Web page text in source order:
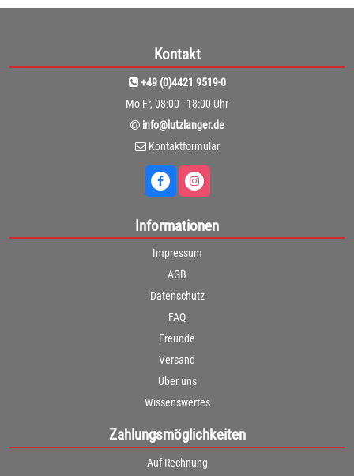
Kontakt
+49 (0)4421 9519-0
Mo-Fr, 08:00 - 18:00 Uhr
info@lutzlanger.de
Kontaktformular
Informationen
Impressum
AGB
Datenschutz
FAQ
Freunde
Versand
Über uns
Wissenswertes
Zahlungsmöglichkeiten
Auf Rechnung